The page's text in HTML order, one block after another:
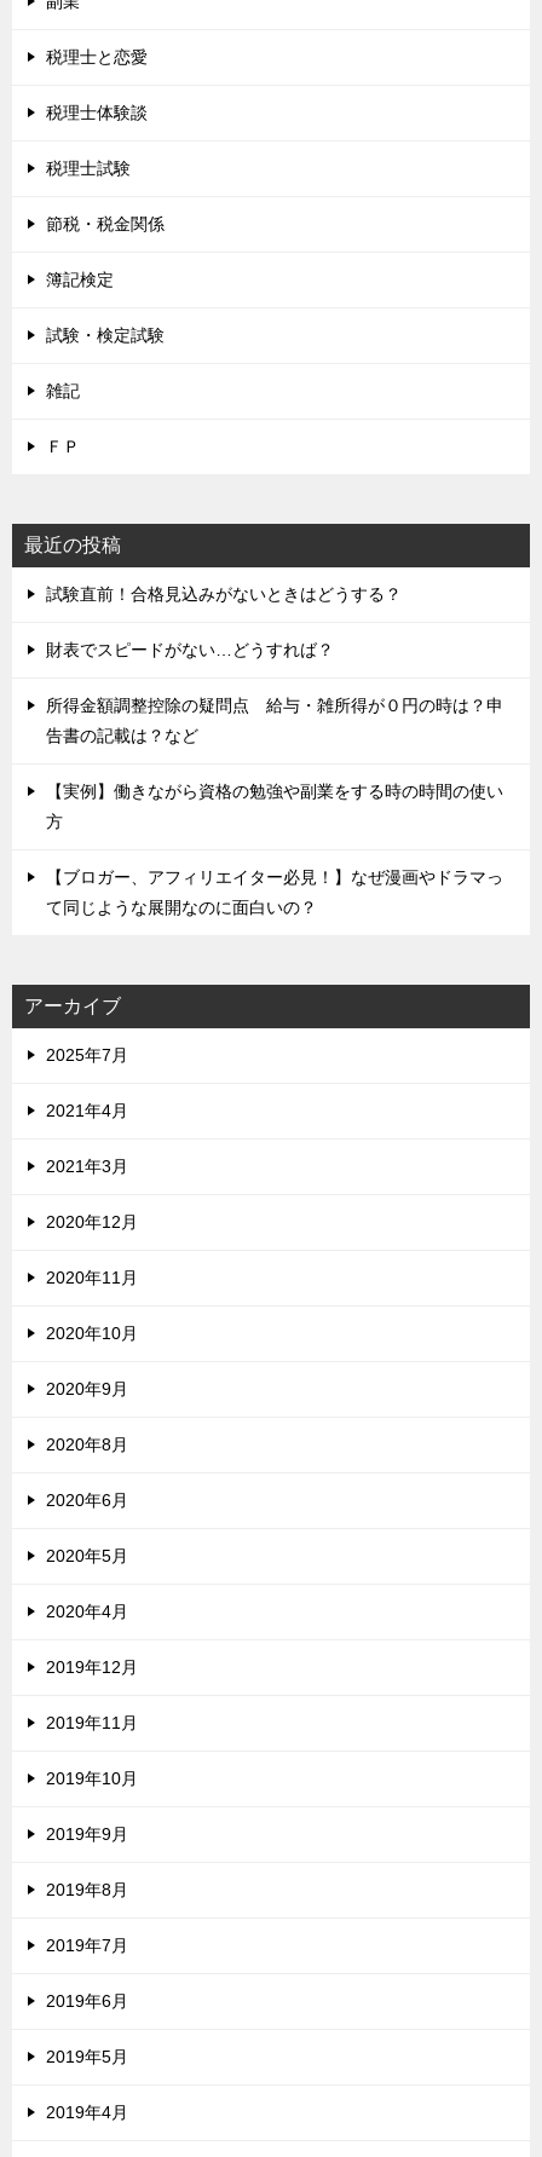
税理士と恋愛
税理士体験談
税理士試験
節税・税金関係
簿記検定
試験・検定試験
雑記
ＦＰ
最近の投稿
試験直前！合格見込みがないときはどうする？
財表でスピードがない…どうすれば？
所得金額調整控除の疑問点 給与・雑所得が０円の時は？申
告書の記載は？など
【実例】働きながら資格の勉強や副業をする時の時間の使い
方
【ブロガー、アフィリエイター必見！】なぜ漫画やドラマっ
て同じような展開なのに面白いの？
アーカイブ
2025年7月
2021年4月
2021年3月
2020年12月
2020年11月
2020年10月
2020年9月
2020年8月
2020年6月
2020年5月
2020年4月
2019年12月
2019年11月
2019年10月
2019年9月
2019年8月
2019年7月
2019年6月
2019年5月
2019年4月